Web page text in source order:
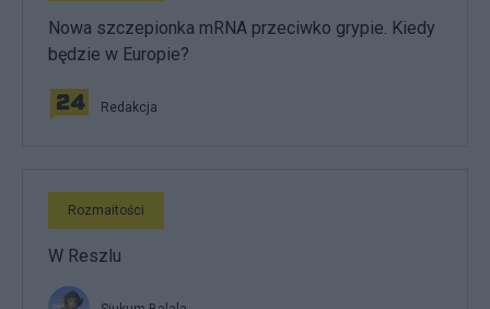
Nowa szczepionka mRNA przeciwko grypie. Kiedy
będzie w Europie?
Redakcja
Rozmaitości
W Reszlu